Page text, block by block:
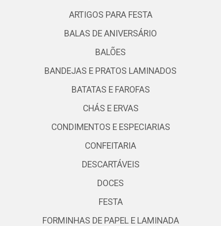
ARTIGOS PARA FESTA
BALAS DE ANIVERSÁRIO
BALÕES
BANDEJAS E PRATOS LAMINADOS
BATATAS E FAROFAS
CHÁS E ERVAS
CONDIMENTOS E ESPECIARIAS
CONFEITARIA
DESCARTÁVEIS
DOCES
FESTA
FORMINHAS DE PAPEL E LAMINADA